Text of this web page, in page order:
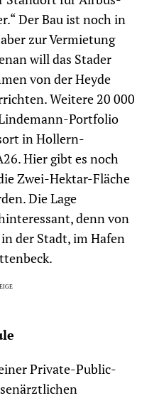
Der Bau ist noch in
zur Vermietung
will das Stader
von der Heyde
Weitere 20 000
Portfolio
in Hollern-
Hier gibt es noch
Zwei-Hektar-Fläche
Die Lage
denn von
der Stadt, im Hafen
Private-Public-